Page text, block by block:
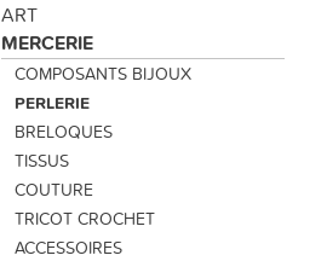
ART
MERCERIE
COMPOSANTS BIJOUX
PERLERIE
BRELOQUES
TISSUS
COUTURE
TRICOT CROCHET
ACCESSOIRES